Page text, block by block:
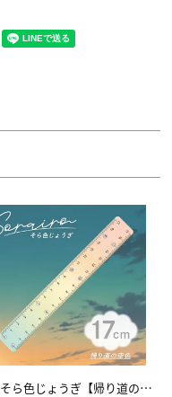
そら色じょうぎ【帰り道の空色】